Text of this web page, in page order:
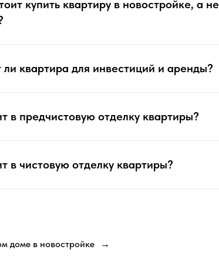
купить квартиру в новостройке, а не
ли квартира для инвестиций и аренды?
в предчистовую отделку квартиры?
в чистовую отделку квартиры?
доме в новостройке →